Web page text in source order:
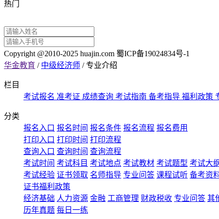
热门
Copyright @2010-2025 huajin.com 蜀ICP备19024834号-1
华金教育 / 中级经济师 /专业介绍
栏目
考试报名 准考证 成绩查询 考试指南 备考指导 福利政策
分类
报名入口 报名时间 报名条件 报名流程 报名费用
打印入口 打印时间 打印流程
查询入口 查询时间 查询流程
考试时间 考试科目 考试地点 考试教材 考试题型 考试大纲
考试经验 证书领取 名师指导 专业问答 课程试听 备考资
证书福利政策
经济基础 人力资源 金融 工商管理 财政税收 专业问答 其
历年真题 每日一练